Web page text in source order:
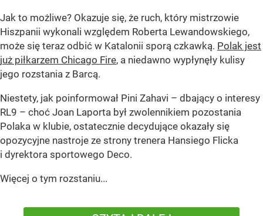
Jak to możliwe? Okazuje się, że ruch, który mistrzowie
Hiszpanii wykonali względem Roberta Lewandowskiego,
może się teraz odbić w Katalonii sporą czkawką. Polak jest
już piłkarzem Chicago Fire, a niedawno wypłynęły kulisy
jego rozstania z Barcą.
Niestety, jak poinformował Pini Zahavi – dbający o interesy
RL9 – choć Joan Laporta był zwolennikiem pozostania
Polaka w klubie, ostatecznie decydujące okazały się
opozycyjne nastroje ze strony trenera Hansiego Flicka
i dyrektora sportowego Deco.
Więcej o tym rozstaniu...